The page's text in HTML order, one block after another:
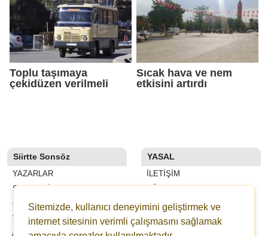
Toplu taşımaya
çekidüzen verilmeli
Sıcak hava ve nem
etkisini artırdı
Siirtte Sonsöz
YAZARLAR
SON DAKİKA
GALERİLER
VİDEOLAR
ANKETLER
YASAL
İLETIŞIM
KÜNYE
YAYIN İLKELERI
KURALLAR
GIZLILIK
Sitemizde, kullanıcı deneyimini geliştirmek ve
internet sitesinin verimli çalışmasını sağlamak